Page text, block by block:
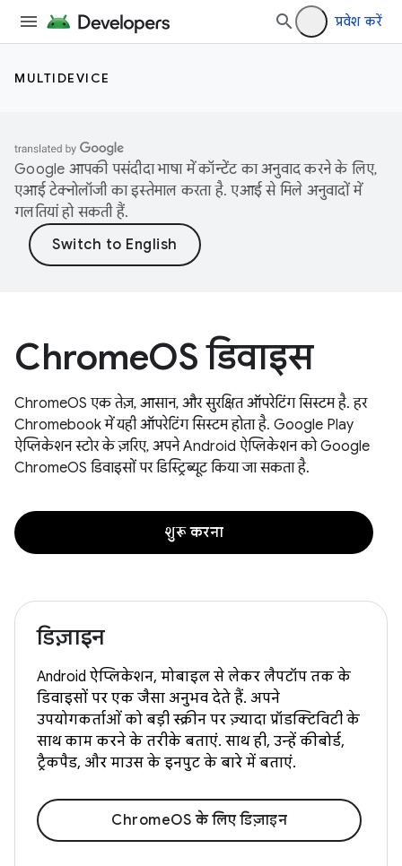
प्रवेश करें
MULTIDEVICE
Google आपकी पसंदीदा भाषा में कॉन्टेंट का अनुवाद करने के लिए,
एआई टेक्नोलॉजी का इस्तेमाल करता है. एआई से मिले अनुवादों में
गलतियां हो सकती हैं.
ChromeOS डिवाइस
ChromeOS एक तेज़, आसान, और सुरक्षित ऑपरेटिंग सिस्टम है. हर
Chromebook में यही ऑपरेटिंग सिस्टम होता है. Google Play
ऐप्लिकेशन स्टोर के ज़रिए, अपने Android ऐप्लिकेशन को Google
ChromeOS डिवाइसों पर डिस्ट्रिब्यूट किया जा सकता है.
शुरू करना
डिज़ाइन
Android ऐप्लिकेशन, मोबाइल से लेकर लैपटॉप तक के
डिवाइसों पर एक जैसा अनुभव देते हैं. अपने
उपयोगकर्ताओं को बड़ी स्क्रीन पर ज़्यादा प्रॉडक्टिविटी के
साथ काम करने के तरीके बताएं. साथ ही, उन्हें कीबोर्ड,
ट्रैकपैड, और माउस के इनपुट के बारे में बताएं.
ChromeOS के लिए डिज़ाइन